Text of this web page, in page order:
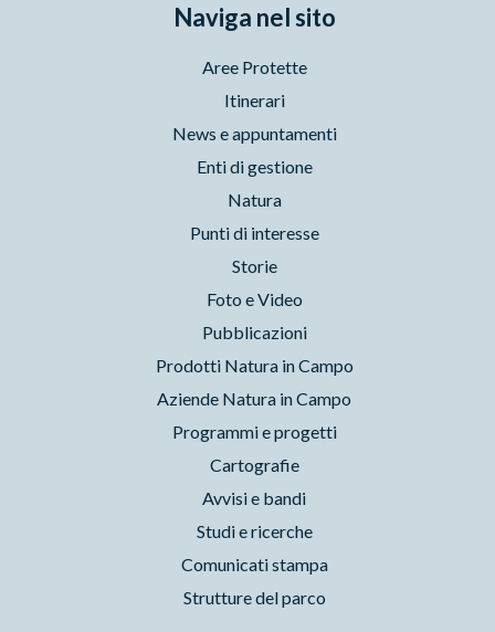
Naviga nel sito
Aree Protette
Itinerari
News e appuntamenti
Enti di gestione
Natura
Punti di interesse
Storie
Foto e Video
Pubblicazioni
Prodotti Natura in Campo
Aziende Natura in Campo
Programmi e progetti
Cartografie
Avvisi e bandi
Studi e ricerche
Comunicati stampa
Strutture del parco